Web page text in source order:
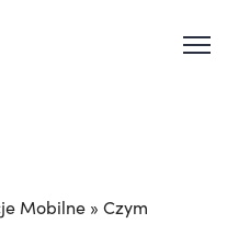
Mobilne » Czym